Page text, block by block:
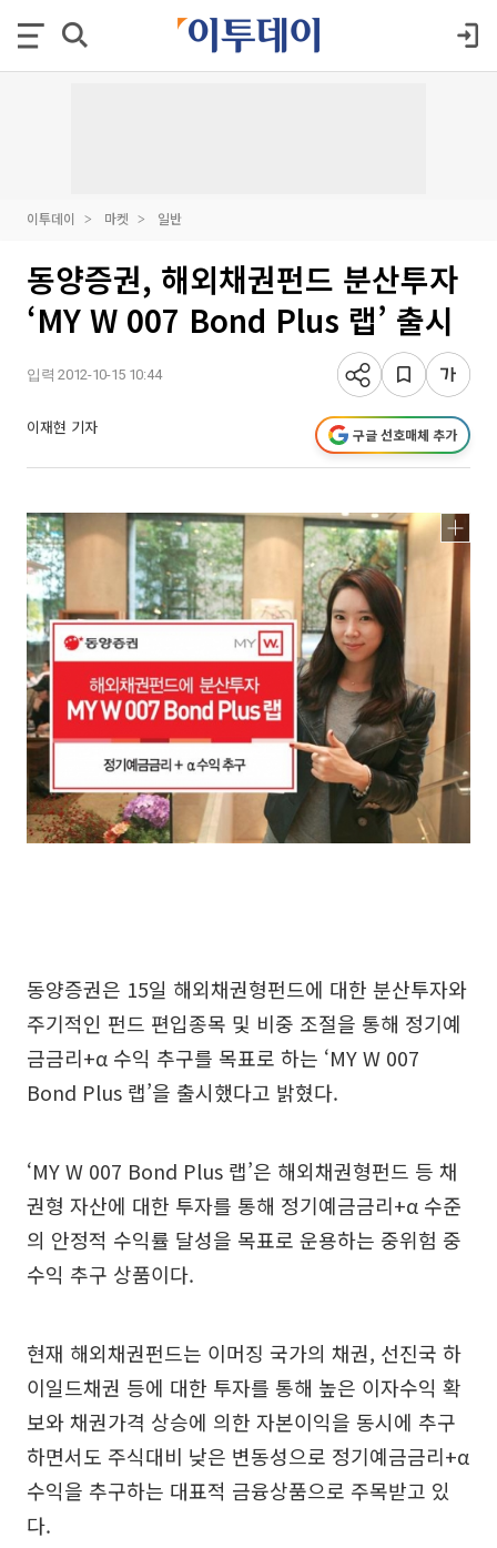
이투데이 마켓 일반
동양증권, 해외채권펀드 분산투자
‘MY W 007 Bond Plus 랩’ 출시
입력 2012-10-15 10:44
이재현 기자 구글 선호매체 추가
동양증권은 15일 해외채권형펀드에 대한 분산투자와
주기적인 펀드 편입종목 및 비중 조절을 통해 정기예
금금리+α 수익 추구를 목표로 하는 ‘MY W 007
Bond Plus 랩’을 출시했다고 밝혔다.
‘MY W 007 Bond Plus 랩’은 해외채권형펀드 등 채
권형 자산에 대한 투자를 통해 정기예금금리+α 수준
의 안정적 수익률 달성을 목표로 운용하는 중위험 중
수익 추구 상품이다.
현재 해외채권펀드는 이머징 국가의 채권, 선진국 하
이일드채권 등에 대한 투자를 통해 높은 이자수익 확
보와 채권가격 상승에 의한 자본이익을 동시에 추구
하면서도 주식대비 낮은 변동성으로 정기예금금리+α
수익을 추구하는 대표적 금융상품으로 주목받고 있
다.